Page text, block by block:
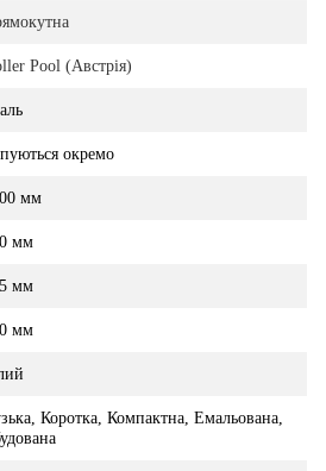
Pool (Австрія)
окремо
мм
мм
мм
мм
Коротка, Компактна, Емальована,